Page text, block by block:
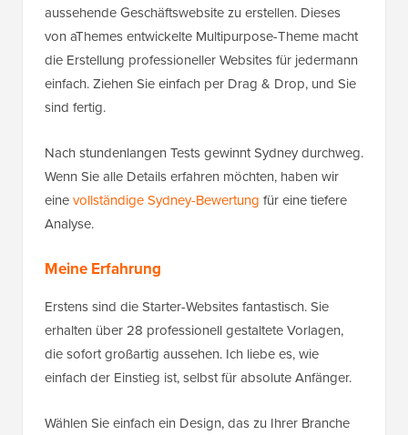
aussehende Geschäftswebsite zu erstellen. Dieses
von aThemes entwickelte Multipurpose-Theme macht
die Erstellung professioneller Websites für jedermann
einfach. Ziehen Sie einfach per Drag & Drop, und Sie
sind fertig.
Nach stundenlangen Tests gewinnt Sydney durchweg.
Wenn Sie alle Details erfahren möchten, haben wir
einevollständige Sydney-Bewertung für eine tiefere
Analyse.
Meine Erfahrung
Erstens sind die Starter-Websites fantastisch. Sie
erhalten über 28 professionell gestaltete Vorlagen,
die sofort großartig aussehen. Ich liebe es, wie
einfach der Einstieg ist, selbst für absolute Anfänger.
Wählen Sie einfach ein Design, das zu Ihrer Branche